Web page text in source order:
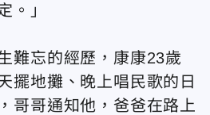
。」
難忘的經歷，康康23歲
擺地攤、晚上唱民歌的日
哥哥通知他，爸爸在路上